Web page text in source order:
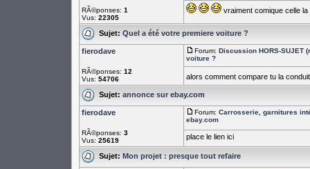
RÃ©ponses: 1
Vus: 22305
vraiment comique celle la
Sujet: Quel a été votre premiere voiture ?
fierodave
RÃ©ponses: 12
Vus: 54706
Forum: Discussion HORS-SUJET
voiture ?
alors comment compare tu la
Sujet: annonce sur ebay.com
fierodave
RÃ©ponses: 3
Vus: 25619
Forum: Carrosserie, garnitures
ebay.com
place le lien ici
Sujet: Mon projet : presque tout refaire